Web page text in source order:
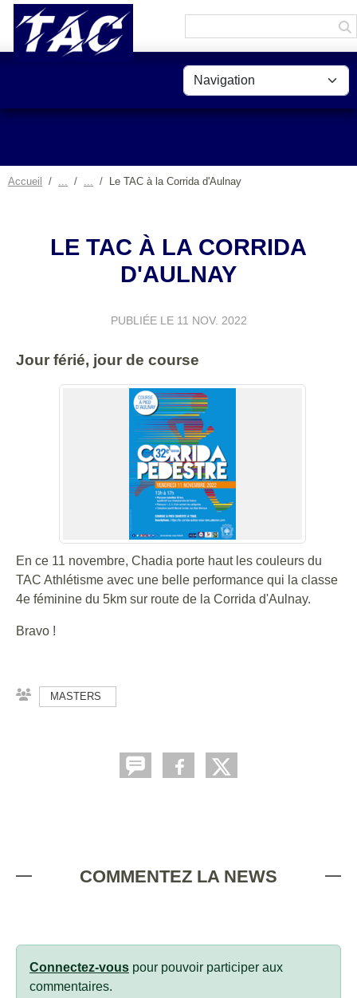
Accueil Le TAC à la Corrida d'Aulnay
LE TAC À LA CORRIDA
D'AULNAY
PUBLIÉE LE 11 NOV. 2022
Jour férié, jour de course
En ce 11 novembre, Chadia porte haut les couleurs du
TAC Athlétisme avec une belle performance qui la classe
4e féminine du 5km sur route de la Corrida d'Aulnay.
Bravo !
MASTERS
COMMENTEZ LA NEWS
Connectez-vous pour pouvoir participer aux
commentaires.
Panneau de gestion des cookies